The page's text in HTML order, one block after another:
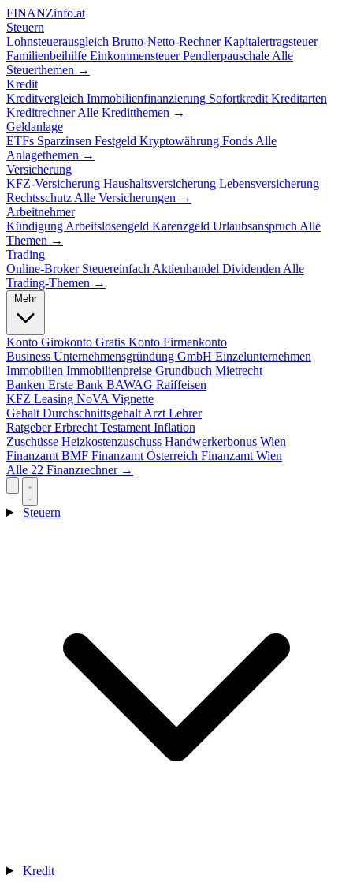
FINANZinfo.at
Steuern
Lohnsteuerausgleich Brutto-Netto-RechnerKapitalertragsteuer
Familienbeihilfe EinkommensteuerPendlerpauschale Alle
Steuerthemen →
Kredit
Kreditvergleich Immobilienfinanzierung Sofortkredit Kreditarten
KreditrechnerAlle Kreditthemen →
Geldanlage
ETFs Sparzinsen Festgeld Kryptowährung Fonds Alle
Anlagethemen →
Versicherung
KFZ-Versicherung Haushaltsversicherung Lebensversicherung
Rechtsschutz Alle Versicherungen →
Arbeitnehmer
Kündigung Arbeitslosengeld Karenzgeld Urlaubsanspruch Alle
Themen →
Trading
Online-Broker Steuereinfach Aktienhandel Dividenden Alle
Trading-Themen →
Mehr
Konto Girokonto Gratis Konto Firmenkonto
Business Unternehmensgründung GmbH Einzelunternehmen
Immobilien Immobilienpreise Grundbuch Mietrecht
Banken Erste Bank BAWAG Raiffeisen
KFZ Leasing NoVA Vignette
Gehalt Durchschnittsgehalt Arzt Lehrer
RatgeberErbrecht Testament Inflation
Zuschüsse Heizkostenzuschuss Handwerkerbonus Wien
Finanzamt BMF Finanzamt Österreich Finanzamt Wien
Alle 22 Finanzrechner →
Steuern
Kredit